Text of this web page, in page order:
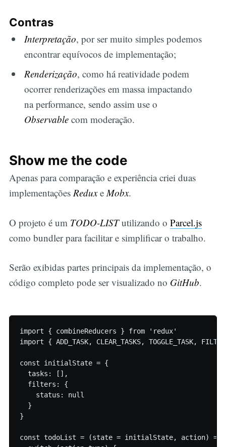
Contras
Interpretação, por ser muito simples podemos
encontrar equívocos de implementação;
Renderização, como há reatividade podem
ocorrer renderizações em massa impactando
na performance, sendo assim use o
Observable com moderação.
Show me the code
Apenas para comparação e experiência criei duas
implementações ReduxeMobx.
O projeto é um TODO-LISTutilizando o Parcel.js
como bundler para facilitar e simplificar o trabalho.
Serão exibidas partes principais da implementação, o
código completo pode ser visualizado no GitHub.
import { combineReducers } from 'redux'
import { ADD_TASK, CLEAR_TASKS, TOGGLE_TASK,
const initialState = {
  tasks: [],
  filters: {
    status: null
  }
}
const todoList = (state = initialState, action) =>